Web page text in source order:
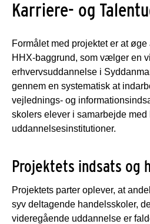
Karriere- og
Formålet med projektet er at
HHX-baggrund, som vælger en
erhvervsuddannelse i
gennem en systematisk at
vejlednings- og
skolers elever i samarbejde
uddannelsesinstitutioner.
Projektets indsats og
Projektets parter oplever, at
syv deltagende handelsskoler,
videregående uddannelse er